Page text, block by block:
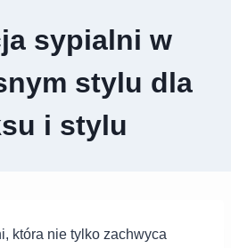
sypialni w
stylu dla
i stylu
która nie tylko zachwyca